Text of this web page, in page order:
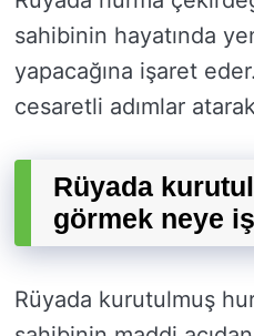
sahibinin hayatında
yapacağına işaret
cesaretli adımlar
Rüyada
görmek neye
Rüyada kurutulmuş